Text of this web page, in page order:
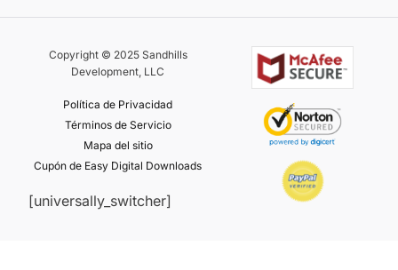
Copyright © 2025 Sandhills
Development, LLC
Política de Privacidad
Términos de Servicio
Mapa del sitio
Cupón de Easy Digital Downloads
[universally_switcher]